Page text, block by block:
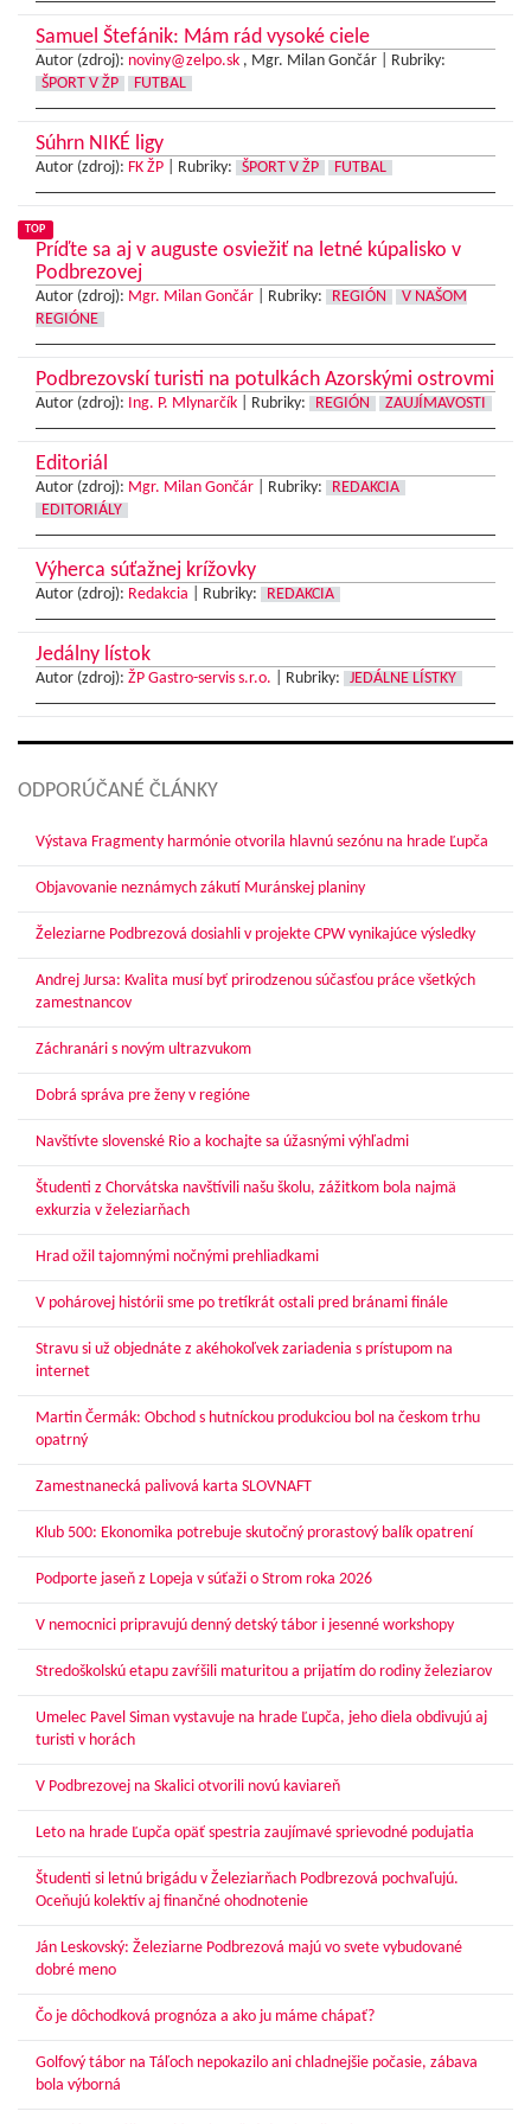
Samuel Štefánik: Mám rád vysoké ciele
Autor (zdroj): noviny@zelpo.sk , Mgr. Milan Gončár |
Rubriky:
ŠPORT V ŽP
FUTBAL
Súhrn NIKÉ ligy
Autor (zdroj): FK ŽP Rubriky: ŠPORT V ŽP FUTBAL
TOP
Príďte sa aj v auguste osviežiť na letné kúpalisko v
Podbrezovej
Autor (zdroj): Mgr. Milan Gončár Rubriky: REGIÓN
V NAŠOM
REGIÓNE
Podbrezovskí turisti na potulkách Azorskými ostrovmi
Autor (zdroj): Ing. P. Mlynarčík Rubriky: REGIÓN ZAUJÍMAVOSTI
Editoriál
Autor (zdroj): Mgr. Milan Gončár Rubriky:
REDAKCIA
EDITORIÁLY
Výherca súťažnej krížovky
Autor (zdroj): Redakcia Rubriky: REDAKCIA
Jedálny lístok
Autor (zdroj): ŽP Gastro-servis s.r.o. Rubriky: JEDÁLNE LÍSTKY
ODPORÚČANÉ ČLÁNKY
Výstava Fragmenty harmónie otvorila hlavnú sezónu na hrade Ľupča
Objavovanie neznámych zákutí Muránskej planiny
Železiarne Podbrezová dosiahli v projekte CPW vynikajúce výsledky
Andrej Jursa: Kvalita musí byť prirodzenou súčasťou práce všetkých
zamestnancov
Záchranári s novým ultrazvukom
Dobrá správa pre ženy v regióne
Navštívte slovenské Rio a kochajte sa úžasnými výhľadmi
Študenti z Chorvátska navštívili našu školu, zážitkom bola najmä
exkurzia v železiarňach
Hrad ožil tajomnými nočnými prehliadkami
V pohárovej histórii sme po tretíkrát ostali pred bránami finále
Stravu si už objednáte z akéhokoľvek zariadenia s prístupom na
internet
Martin Čermák: Obchod s hutníckou produkciou bol na českom trhu
opatrný
Zamestnanecká palivová karta SLOVNAFT
Klub 500: Ekonomika potrebuje skutočný prorastový balík opatrení
Podporte jaseň z Lopeja v súťaži o Strom roka 2026
V nemocnici pripravujú denný detský tábor i jesenné workshopy
Stredoškolskú etapu zavŕšili maturitou a prijatím do rodiny železiarov
Umelec Pavel Siman vystavuje na hrade Ľupča, jeho diela obdivujú aj
turisti v horách
V Podbrezovej na Skalici otvorili novú kaviareň
Leto na hrade Ľupča opäť spestria zaujímavé sprievodné podujatia
Študenti si letnú brigádu v Železiarňach Podbrezová pochvaľujú.
Oceňujú kolektív aj finančné ohodnotenie
Ján Leskovský: Železiarne Podbrezová majú vo svete vybudované
dobré meno
Čo je dôchodková prognóza a ako ju máme chápať?
Golfový tábor na Táľoch nepokazilo ani chladnejšie počasie, zábava
bola výborná